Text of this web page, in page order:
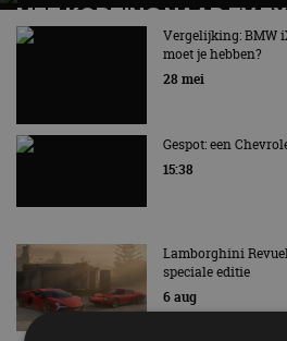
MET KORTING NAAR EV
AUTORAI REGELT HET!
EV Experience 2026 van 24 tot
Vergelijking: BMW
moet je hebben?
28 mei
Gespot: een
15:38
Lamborghini
speciale editie
6 aug